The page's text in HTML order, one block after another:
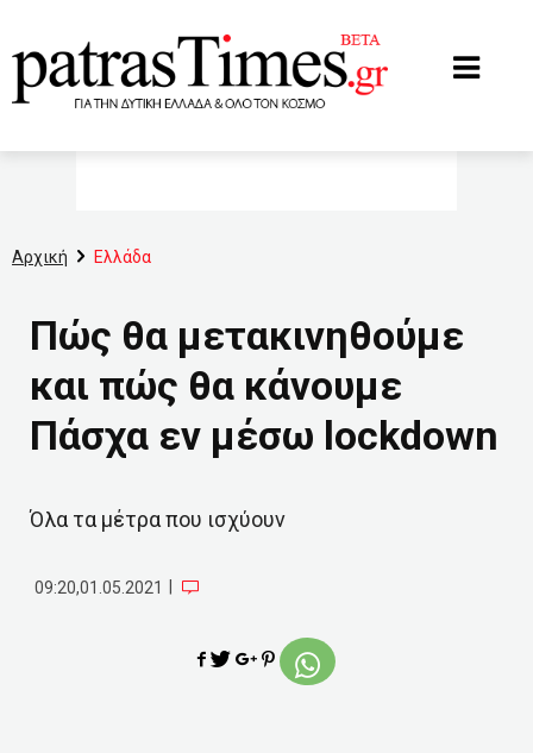
Αρχική Ελλάδα
Πώς θα μετακινηθούμε
και πώς θα κάνουμε
Πάσχα εν μέσω lockdown
Όλα τα μέτρα που ισχύουν
09:20,01.05.2021